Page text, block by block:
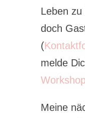
Leben
doch
(
melde
Meine